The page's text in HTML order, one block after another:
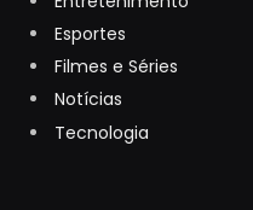
Esportes
Filmes e Séries
Notícias
Tecnologia